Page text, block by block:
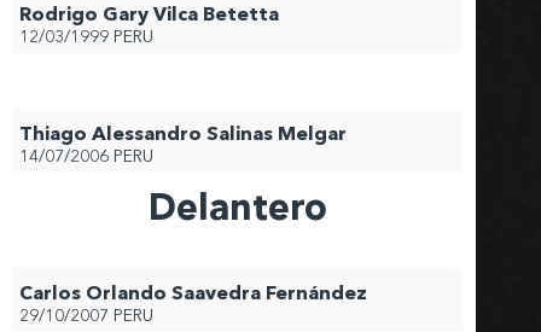
Rodrigo Gary Vilca Betetta
12/03/1999 PERU
Thiago Alessandro Salinas Melgar
14/07/2006 PERU
Delantero
Carlos Orlando Saavedra Fernández
29/10/2007 PERU